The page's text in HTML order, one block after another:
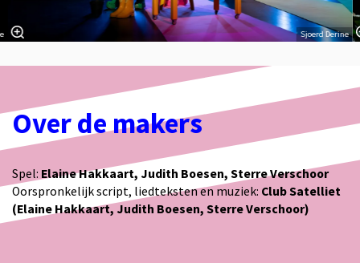
Sjoerd Derine
Over de makers
Spel: Elaine Hakkaart, Judith Boesen, Sterre Verschoor
Oorspronkelijk script, liedteksten en muziek: Club Satelliet
(Elaine Hakkaart, Judith Boesen, Sterre Verschoor)